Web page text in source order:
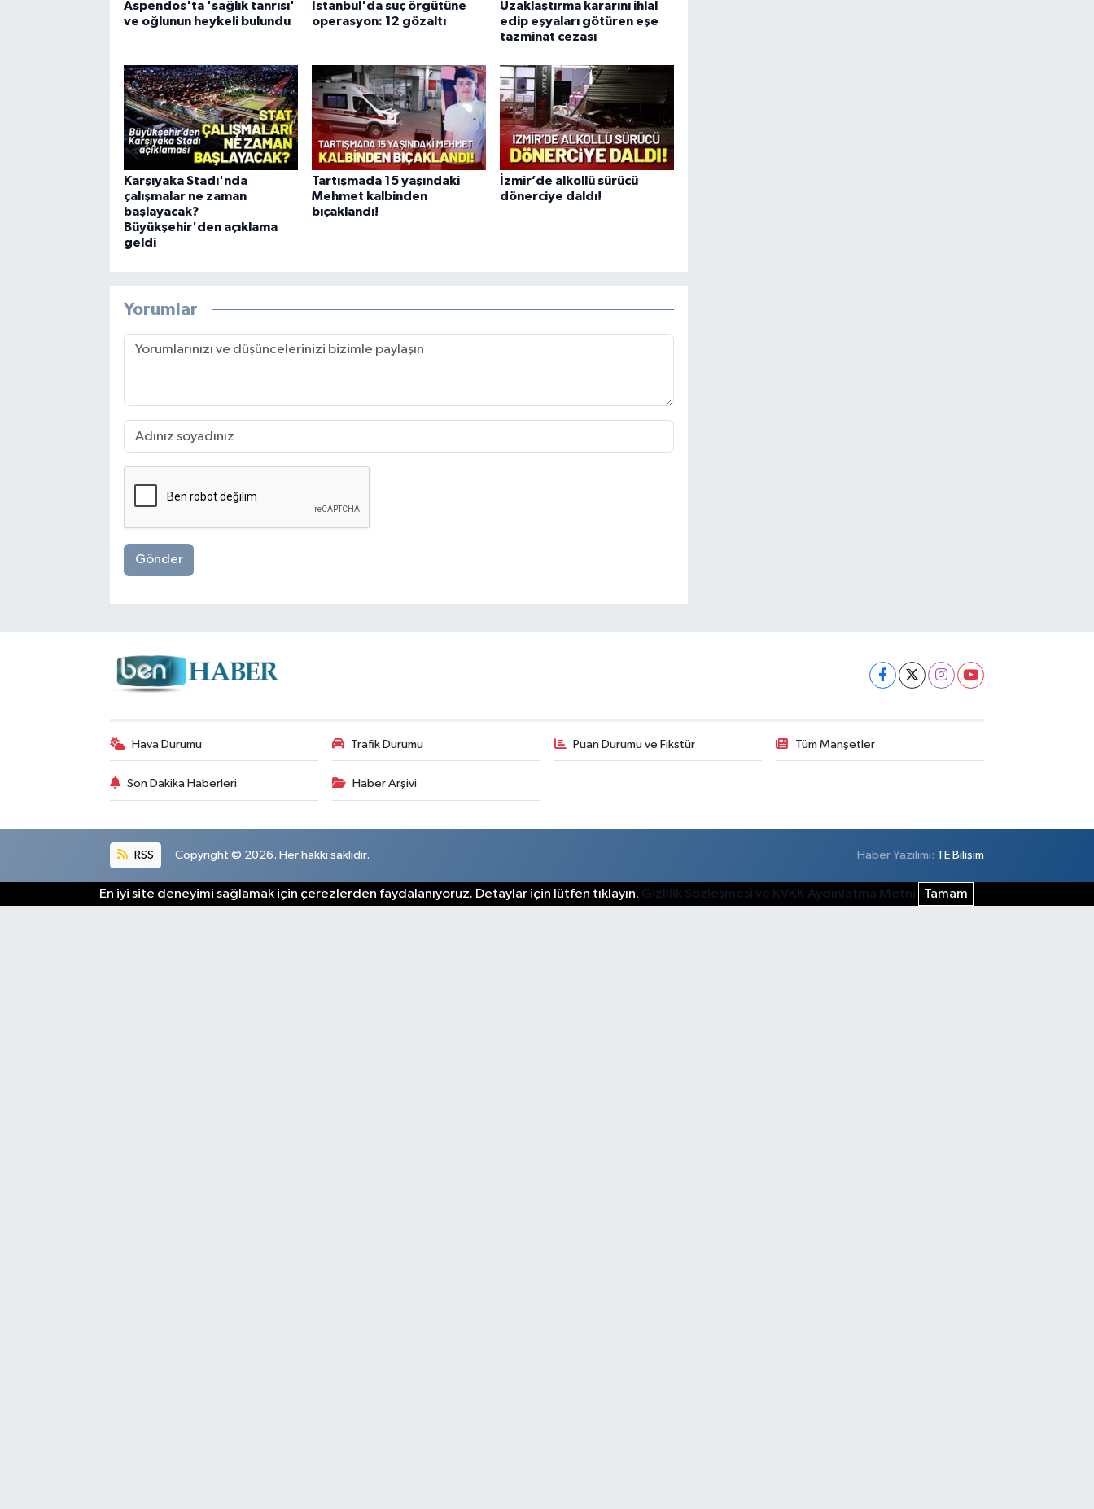
Aspendos'ta 'sağlık tanrısı'
ve oğlunun heykeli bulundu
İstanbul'da suç örgütüne
operasyon: 12 gözaltı
Uzaklaştırma kararını ihlal
edip eşyaları götüren eşe
tazminat cezası
Karşıyaka Stadı'nda
çalışmalar ne zaman
başlayacak?
Büyükşehir'den açıklama
geldi
Tartışmada 15 yaşındaki
Mehmet kalbinden
bıçaklandı!
İzmir’de alkollü sürücü
dönerciye daldı!
Yorumlar
Gönder
Hava Durumu Trafik Durumu Puan Durumu ve Fikstür Tüm Manşetler
Son Dakika Haberleri Haber Arşivi
RSS Copyright © 2026. Her hakkı saklıdır. Haber Yazılımı: TE Bilişim
En iyi site deneyimi sağlamak için çerezlerden faydalanıyoruz. Detaylar için lütfen tıklayın. Gizlilik Sözleşmesi ve KVKK Aydınlatma Metni Tamam